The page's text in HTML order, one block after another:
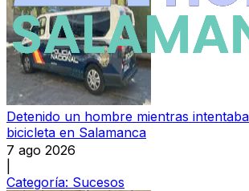
Detenido un hombre mientras
bicicleta en Salamanca
7 ago 2026
Categoría: Sucesos